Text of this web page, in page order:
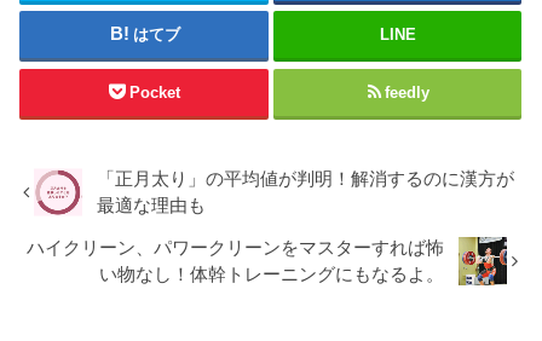
はてブ LINE
Pocket feedly
「正月太り」の平均値が判明！解消するのに漢方が
最適な理由も
ハイクリーン、パワークリーンをマスターすれば怖
い物なし！体幹トレーニングにもなるよ。